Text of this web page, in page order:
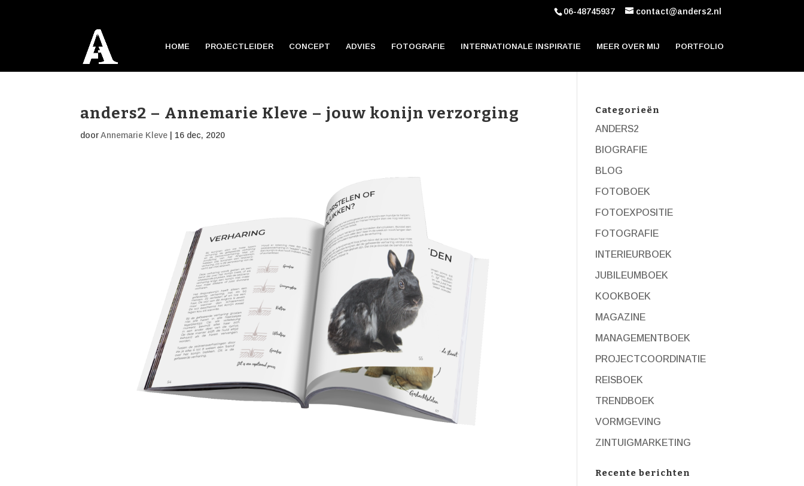
06-48745937 contact@anders2.nl
HOME PROJECTLEIDER CONCEPT ADVIES FOTOGRAFIE INTERNATIONALE INSPIRATIE MEER OVER MIJ PORTFOLIO
anders2 – Annemarie Kleve – jouw konijn verzorging
doorAnnemarie Kleve 16 dec, 2020
Categorieën
ANDERS2
BIOGRAFIE
BLOG
FOTOBOEK
FOTOEXPOSITIE
FOTOGRAFIE
INTERIEURBOEK
JUBILEUMBOEK
KOOKBOEK
MAGAZINE
MANAGEMENTBOEK
PROJECTCOORDINATIE
REISBOEK
TRENDBOEK
VORMGEVING
ZINTUIGMARKETING
Recente berichten